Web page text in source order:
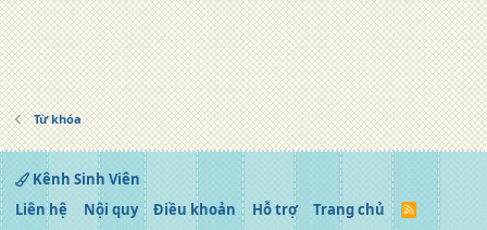
Từ khóa
Kênh Sinh Viên
Liên hệ
Nội quy Điều khoản Hỗ trợ Trang chủ
R